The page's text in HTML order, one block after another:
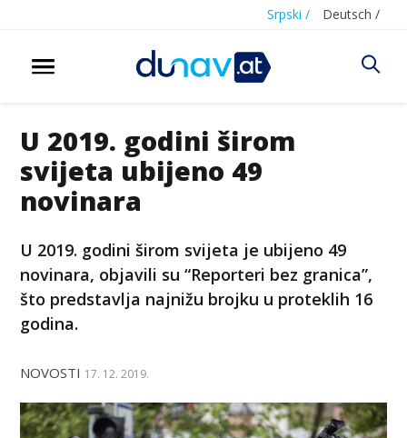
Srpski / Deutsch /
U 2019. godini širom
svijeta ubijeno 49
novinara
U 2019. godini širom svijeta je ubijeno 49
novinara, objavili su “Reporteri bez granica”,
što predstavlja najnižu brojku u proteklih 16
godina.
NOVOSTI 17. 12. 2019.